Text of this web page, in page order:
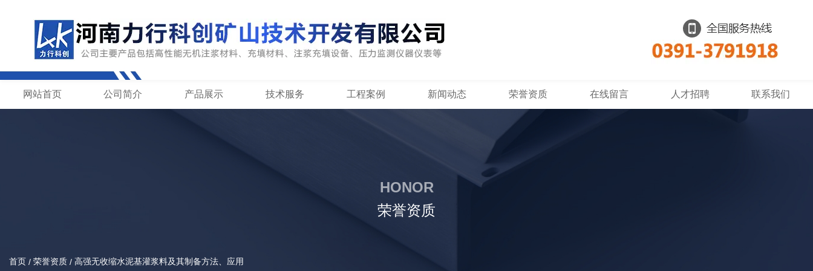
网站首页 公司简介 产品展示 技术服务 工程案例 新闻动态 荣誉资质 在线留言 人才招聘 联系我们
HONOR
荣誉资质
首页 / 荣誉资质 / 高强无收缩水泥基灌浆料及其制备方法、应用